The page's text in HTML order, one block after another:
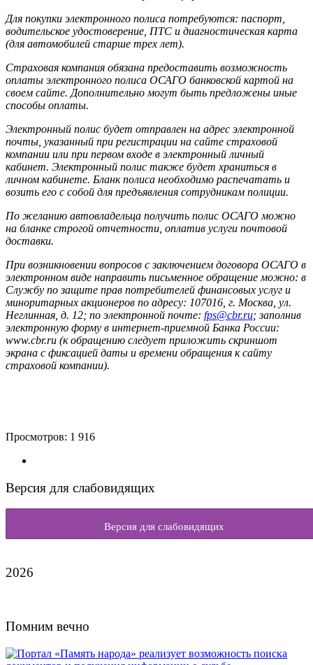
Для покупки электронного полиса потребуются: паспорт,
водительское удостоверение, ПТС и диагностическая карта
(для автомобилей старше трех лет).
Страховая компания обязана предоставить возможность
оплаты электронного полиса ОСАГО банковской картой на
своем сайте. Дополнительно могут быть предложены иные
способы оплаты.
Электронный полис будет отправлен на адрес электронной
почты, указанный при регистрации на сайте страховой
компании или при первом входе в электронный личный
кабинет. Электронный полис также будет храниться в
личном кабинете. Бланк полиса необходимо распечатать и
возить его с собой для предъявления сотрудникам полиции.
По желанию автовладельца получить полис ОСАГО можно
на бланке строгой отчетности, оплатив услуги почтовой
доставки.
При возникновении вопросов с заключением договора ОСАГО в
электронном виде направить письменное обращение можно: в
Службу по защите прав потребителей финансовых услуг и
миноритарных акционеров по адресу: 107016, г. Москва, ул.
Неглинная, д. 12; по электронной почте: fps@cbr.ru; заполнив
электронную форму в интернет-приемной Банка России:
www.cbr.ru (к обращению следует приложить скриншот
экрана с фиксацией даты и времени обращения к сайту
страховой компании).
Просмотров: 1 916
Версия для слабовидящих
Версия для слабовидящих
2026
Помним вечно